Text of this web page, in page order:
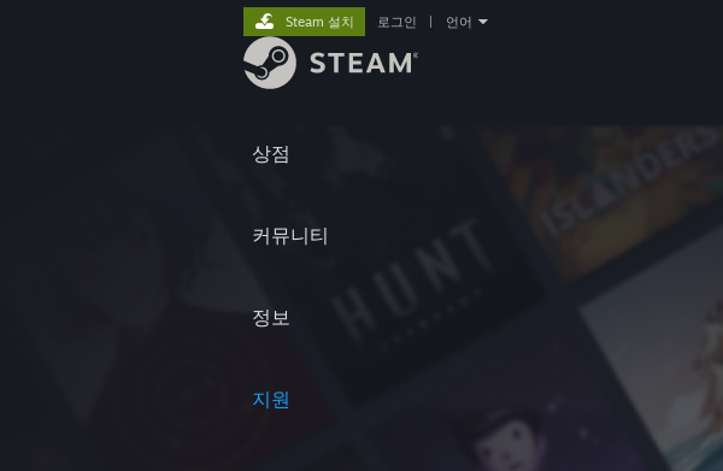
상점
커뮤니티
정보
지원
Steam 설치 로그인 언어